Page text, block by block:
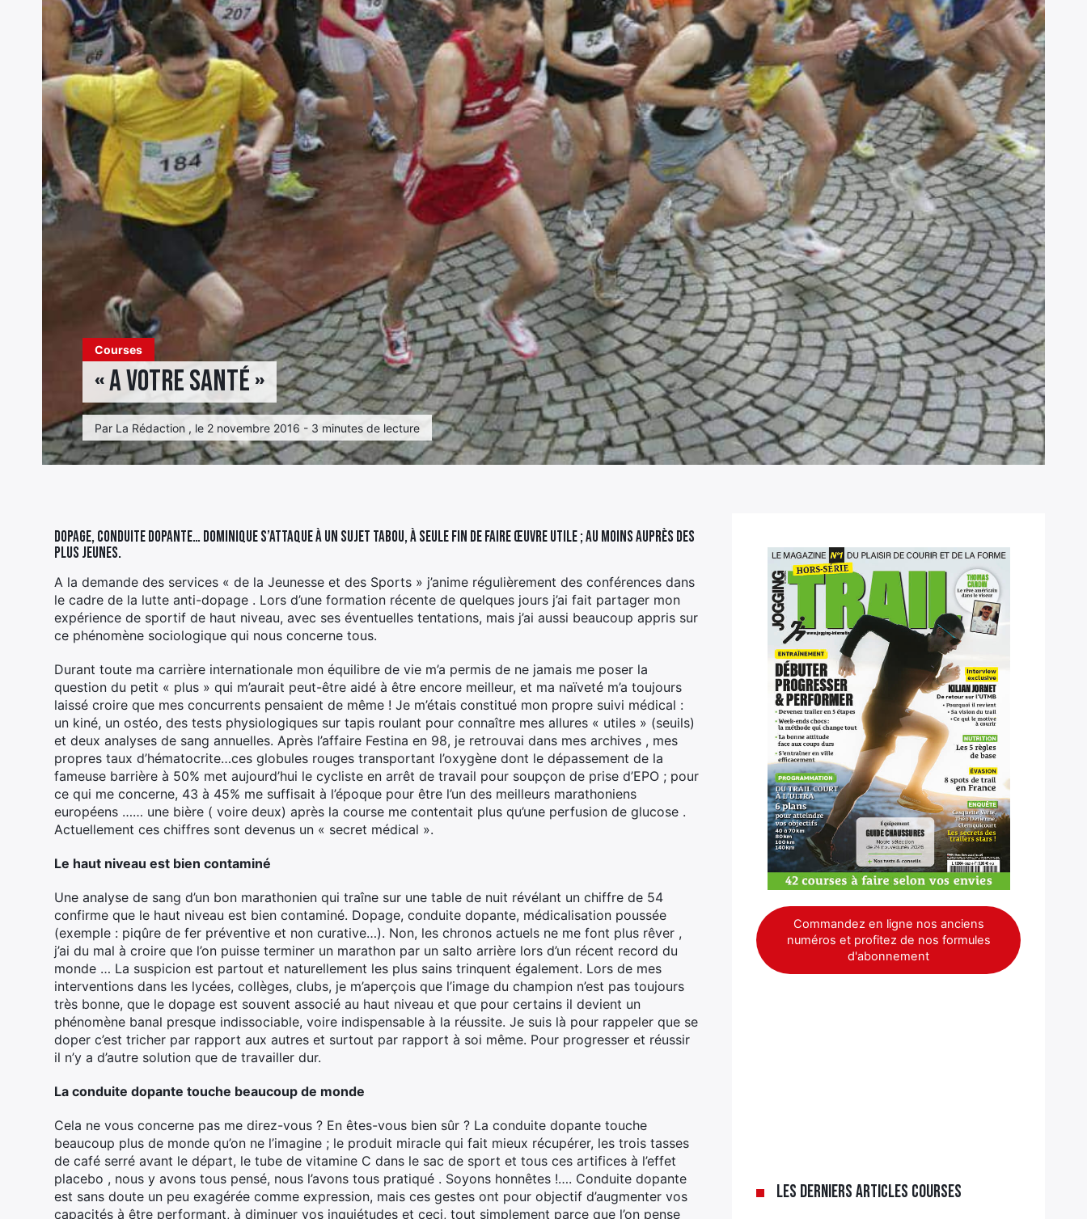
Courses
« A Votre santé »
Par La Rédaction , le 2 novembre 2016 - 3 minutes de lecture
Dopage, conduite dopante… Dominique s’attaque à un sujet tabou, à seule fin de faire œuvre utile ; au moins auprès des
plus jeunes.
A la demande des services « de la Jeunesse et des Sports » j’anime régulièrement des conférences dans
le cadre de la lutte anti-dopage . Lors d’une formation récente de quelques jours j’ai fait partager mon
expérience de sportif de haut niveau, avec ses éventuelles tentations, mais j’ai aussi beaucoup appris sur
ce phénomène sociologique qui nous concerne tous.
Durant toute ma carrière internationale mon équilibre de vie m’a permis de ne jamais me poser la
question du petit « plus » qui m’aurait peut-être aidé à être encore meilleur, et ma naïveté m’a toujours
laissé croire que mes concurrents pensaient de même ! Je m’étais constitué mon propre suivi médical :
un kiné, un ostéo, des tests physiologiques sur tapis roulant pour connaître mes allures « utiles » (seuils)
et deux analyses de sang annuelles. Après l’affaire Festina en 98, je retrouvai dans mes archives , mes
propres taux d’hématocrite…ces globules rouges transportant l’oxygène dont le dépassement de la
fameuse barrière à 50% met aujourd’hui le cycliste en arrêt de travail pour soupçon de prise d’EPO ; pour
ce qui me concerne, 43 à 45% me suffisait à l’époque pour être l’un des meilleurs marathoniens
européens …… une bière ( voire deux) après la course me contentait plus qu’une perfusion de glucose .
Actuellement ces chiffres sont devenus un « secret médical ».
Le haut niveau est bien contaminé
Une analyse de sang d’un bon marathonien qui traîne sur une table de nuit révélant un chiffre de 54
confirme que le haut niveau est bien contaminé. Dopage, conduite dopante, médicalisation poussée
(exemple : piqûre de fer préventive et non curative…). Non, les chronos actuels ne me font plus rêver ,
j’ai du mal à croire que l’on puisse terminer un marathon par un salto arrière lors d’un récent record du
monde … La suspicion est partout et naturellement les plus sains trinquent également. Lors de mes
interventions dans les lycées, collèges, clubs, je m’aperçois que l’image du champion n’est pas toujours
très bonne, que le dopage est souvent associé au haut niveau et que pour certains il devient un
phénomène banal presque indissociable, voire indispensable à la réussite. Je suis là pour rappeler que se
doper c’est tricher par rapport aux autres et surtout par rapport à soi même. Pour progresser et réussir
il n’y a d’autre solution que de travailler dur.
La conduite dopante touche beaucoup de monde
Cela ne vous concerne pas me direz-vous ? En êtes-vous bien sûr ? La conduite dopante touche
beaucoup plus de monde qu’on ne l’imagine ; le produit miracle qui fait mieux récupérer, les trois tasses
de café serré avant le départ, le tube de vitamine C dans le sac de sport et tous ces artifices à l’effet
placebo , nous y avons tous pensé, nous l’avons tous pratiqué . Soyons honnêtes !…. Conduite dopante
est sans doute un peu exagérée comme expression, mais ces gestes ont pour objectif d’augmenter vos
capacités à être performant, à diminuer vos inquiétudes et ceci, tout simplement parce que l’on pense
Commandez en ligne nos anciens
numéros et profitez de nos formules
d'abonnement
Les derniers articles Courses